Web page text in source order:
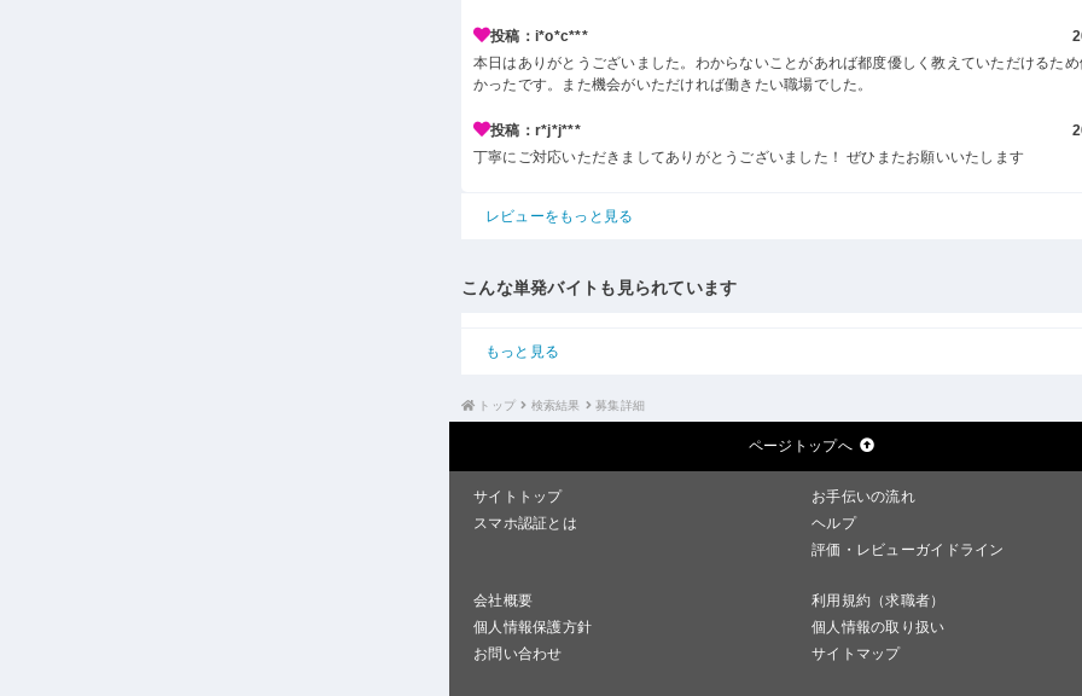
投稿：i*o*c***
本日はありがとうございました。わからないことがあれば都度優しく教えていただけるた
かったです。また機会がいただければ働きたい職場でした。
投稿：r*j*j***
丁寧にご対応いただきましてありがとうございました！ ぜひまたお願いいたします
レビューをもっと見る
こんな単発バイトも見られています
もっと見る
トップ 検索結果 募集詳細
ページトップへ
サイトトップ
お手伝いの流れ
スマホ認証とは
ヘルプ
評価・レビューガイドライン
会社概要
利用規約（求職者）
個人情報保護方針
個人情報の取り扱い
お問い合わせ
サイトマップ